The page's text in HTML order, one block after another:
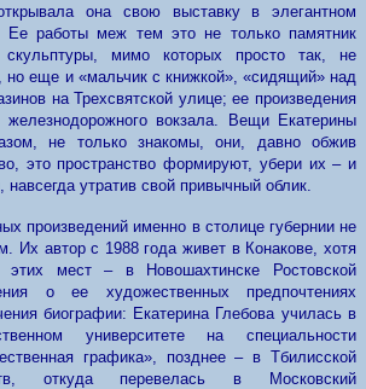
она свою выставку в элегантном
Ее работы меж тем это не только памятник
мимо которых просто так, не
но еще и «мальчик с книжкой», «сидящий» над
на Трехсвятской улице; ее произведения
вокзала. Вещи Екатерины
не только знакомы, они, давно обжив
это пространство формируют, убери их – и
утратив свой привычный облик.
произведений именно в столице губернии не
Их автор с 1988 года живет в Конакове, хотя
этих мест – в Новошахтинске Ростовской
о ее художественных предпочтениях
биографии: Екатерина Глебова училась в
университете на специальности
графика», позднее – в Тбилисской
откуда перевелась в Московский